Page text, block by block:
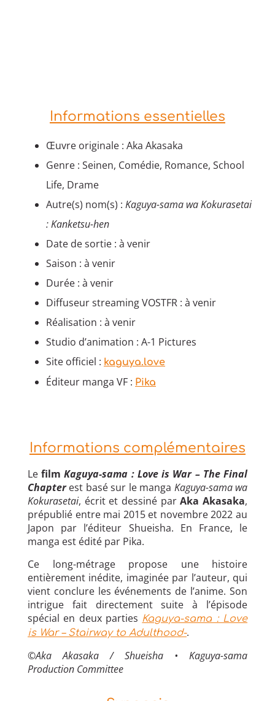
Informations essentielles
Œuvre originale : Aka Akasaka
Genre : Seinen, Comédie, Romance, School
Life, Drame
Autre(s) nom(s) : Kaguya-sama wa Kokurasetai
: Kanketsu-hen
Date de sortie : à venir
Saison : à venir
Durée : à venir
Diffuseur streaming VOSTFR : à venir
Réalisation : à venir
Studio d’animation : A-1 Pictures
Site officiel : kaguya.love
Éditeur manga VF : Pika
Informations complémentaires
LefilmKaguya-sama : Love is War – The Final
Chapter est basé sur le manga Kaguya-sama wa
Kokurasetai, écrit et dessiné parAka Akasaka,
prépublié entre mai 2015 et novembre 2022 au
Japon par l’éditeur Shueisha. En France, le
manga est édité par Pika.
Ce long-métrage propose une histoire
entièrement inédite, imaginée par l’auteur, qui
vient conclure les événements de l’anime. Son
intrigue fait directement suite à l’épisode
spécial en deux parties Kaguya-sama : Love
is War – Stairway to Adulthood-.
©Aka Akasaka / Shueisha • Kaguya-sama
Production Committee